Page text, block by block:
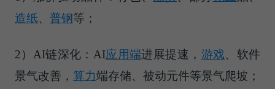
造纸、 普钢等；
2）AI链深化：AI应用端进展提速， 游戏、软件
景气改善， 算力端存储、被动元件等景气爬坡；